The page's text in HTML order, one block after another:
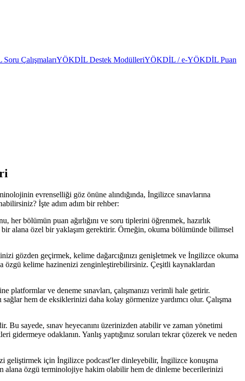
ÇalışmalarıYÖKDİL Destek ModülleriYÖKDİL / e-YÖKDİL Puan
evrenselliği göz önüne alındığında, İngilizce sınavlarına
İşte adım adım bir rehber:
her bölümün puan ağırlığını ve soru tiplerini öğrenmek, hazırlık
alana özel bir yaklaşım gerektirir. Örneğin, okuma bölümünde bilimsel
gözden geçirmek, kelime dağarcığınızı genişletmek ve İngilizce okuma
özgü kelime hazinenizi zenginleştirebilirsiniz. Çeşitli kaynaklardan
platformlar ve deneme sınavları, çalışmanızı verimli hale getirir.
hem de eksiklerinizi daha kolay görmenize yardımcı olur. Çalışma
sayede, sınav heyecanını üzerinizden atabilir ve zaman yönetimi
odaklanın. Yanlış yaptığınız soruları tekrar çözerek ve neden
geliştirmek için İngilizce podcast'ler dinleyebilir, İngilizce konuşma
özgü terminolojiye hakim olabilir hem de dinleme becerilerinizi